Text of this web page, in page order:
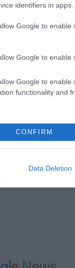
identifiers in apps.
Google to
Google to enable
Google to
functionality and
CONFIRM
Data Deletion